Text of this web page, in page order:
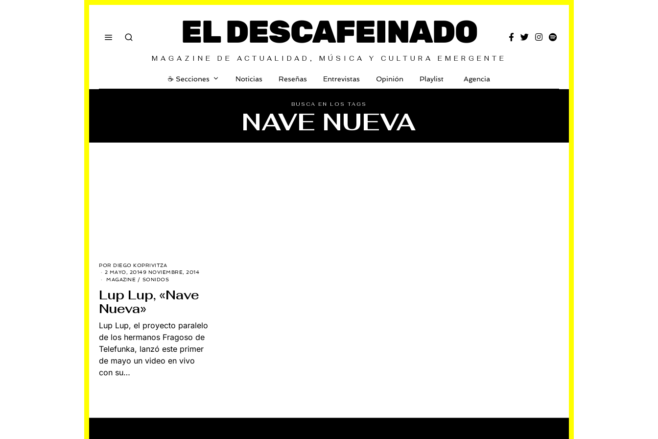
EL DESCAFEINADO
MAGAZINE DE ACTUALIDAD, MÚSICA Y CULTURA EMERGENTE
☕️ Secciones Noticias Reseñas Entrevistas Opinión Playlist Agencia
BUSCA EN LOS TAGS
NAVE NUEVA
POR DIEGO KOPRIVITZA
2 MAYO, 20149 NOVIEMBRE, 2014
MAGAZINE / SONIDOS
Lup Lup, «Nave
Nueva»
Lup Lup, el proyecto paralelo
de los hermanos Fragoso de
Telefunka, lanzó este primer
de mayo un video en vivo
con su…